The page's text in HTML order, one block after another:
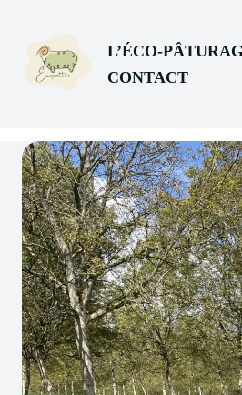
L’ÉCO-
CONTACT